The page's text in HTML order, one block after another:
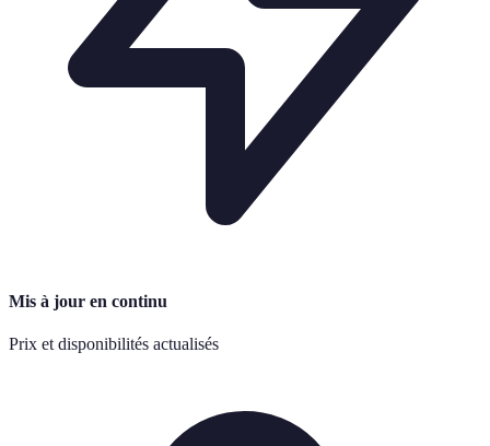
Mis à jour en continu
Prix et disponibilités actualisés